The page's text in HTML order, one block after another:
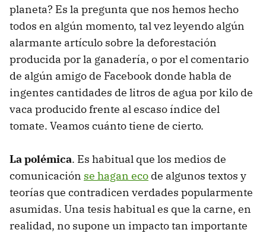
planeta? Es la pregunta que nos hemos hecho
todos en algún momento, tal vez leyendo algún
alarmante artículo sobre la deforestación
producida por la ganadería, o por el comentario
de algún amigo de Facebook donde habla de
ingentes cantidades de litros de agua por kilo de
vaca producido frente al escaso índice del
tomate. Veamos cuánto tiene de cierto.
La polémica. Es habitual que los medios de
comunicación se hagan eco de algunos textos y
teorías que contradicen verdades popularmente
asumidas. Una tesis habitual es que la carne, en
realidad, no supone un impacto tan importante